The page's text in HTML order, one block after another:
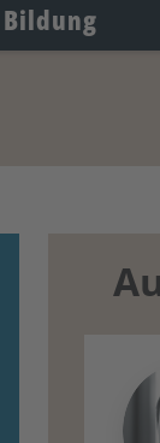
Bildung